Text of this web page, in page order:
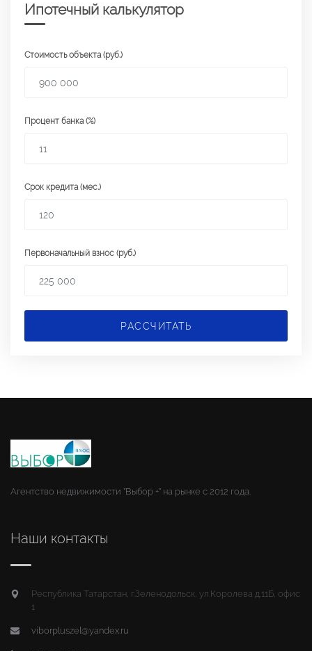
Ипотечный калькулятор
Стоимость объекта (руб.)
Процент банка (%)
Срок кредита (мес.)
Первоначальный взнос (руб.)
РАССЧИТАТЬ
Агентство недвижимости "Выбор +" на рынке с 2012 года.
Наши контакты
Республика Татарстан, г.Зеленодольск, ул.Королева д.11Б, офис
1
viborpluszel@yandex.ru